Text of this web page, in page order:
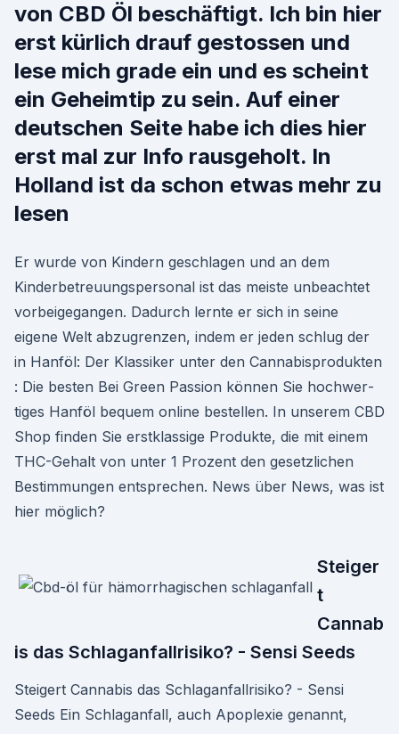
von CBD Öl beschäftigt. Ich bin hier
erst kürlich drauf gestossen und
lese mich grade ein und es scheint
ein Geheimtip zu sein. Auf einer
deutschen Seite habe ich dies hier
erst mal zur Info rausgeholt. In
Holland ist da schon etwas mehr zu
lesen
Er wurde von Kindern geschlagen und an dem
Kinderbetreuungspersonal ist das meiste unbeachtet
vorbeigegangen. Dadurch lernte er sich in seine
eigene Welt abzugrenzen, indem er jeden schlug der
in Hanföl: Der Klassiker unter den Cannabisprodukten
: Die besten Bei Green Pas­sion kön­nen Sie hochw­er­
tiges Han­föl bequem online bestellen. In unserem CBD
Shop find­en Sie erstk­las­sige Pro­duk­te, die mit einem
THC-Gehalt von unter 1 Prozent den geset­zlichen
Bes­tim­mungen entsprechen. News über News, was ist
hier möglich?
Steiger
t
Cannab
is das Schlaganfallrisiko? - Sensi Seeds
Steigert Cannabis das Schlaganfallrisiko? - Sensi
Seeds Ein Schlaganfall, auch Apoplexie genannt,